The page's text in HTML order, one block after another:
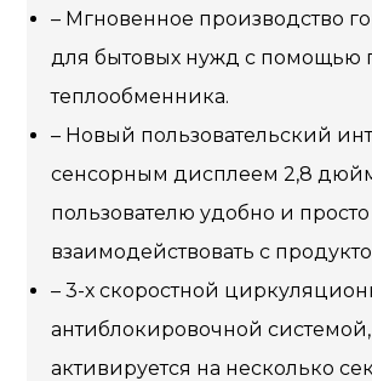
– Мгновенное производство
для бытовых нужд с помощью
теплообменника.
– Новый пользовательский
сенсорным дисплеем 2,8
пользователю удобно и просто
взаимодействовать с
– 3-х скоростной
антиблокировочной системой,
активируется на несколько